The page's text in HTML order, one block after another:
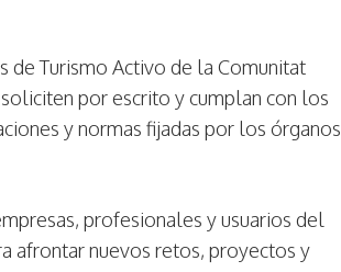
de Turismo Activo de la Comunitat
por escrito y cumplan con los
y normas fijadas por los órganos
profesionales y usuarios del
afrontar nuevos retos, proyectos y